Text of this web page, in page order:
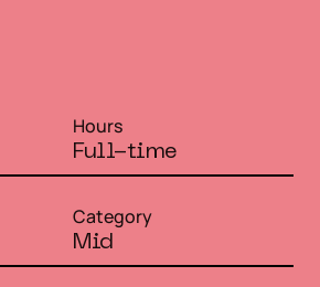
Hours
Full-time
Category
Mid